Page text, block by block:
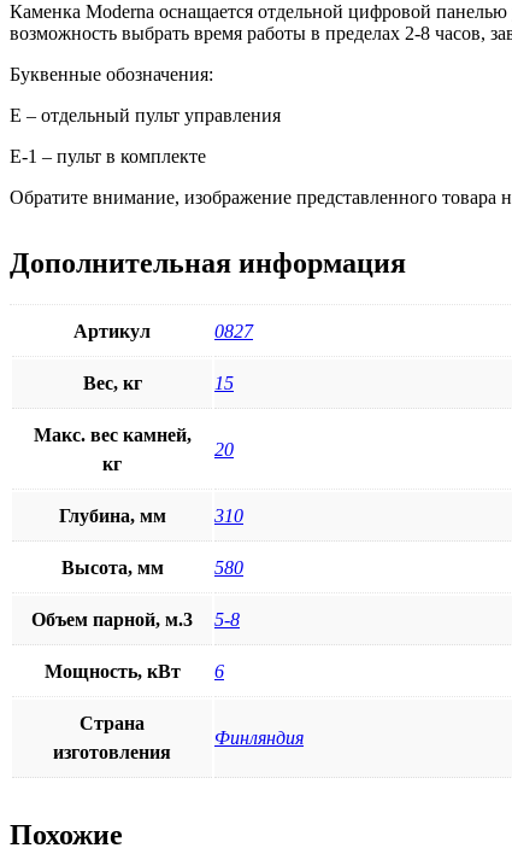
Каменка Moderna оснащается отдельной цифровой
возможность выбрать время работы в пределах 2-8 часов,
Буквенные обозначения:
E – отдельный пульт управления
E-1 – пульт в комплекте
Обратите внимание, изображение представленного товара
Дополнительная информация
Артикул 0827
Вес, кг 15
Макс. вес камней,
кг
20
Глубина, мм 310
Высота, мм 580
Объем парной, м.3 5-8
Мощность, кВт 6
Страна
изготовления
Финляндия
Похожие